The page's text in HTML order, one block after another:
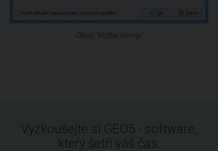
Okno "Volba normy"
Vyzkoušejte si GEO5 - software,
který šetří váš čas.